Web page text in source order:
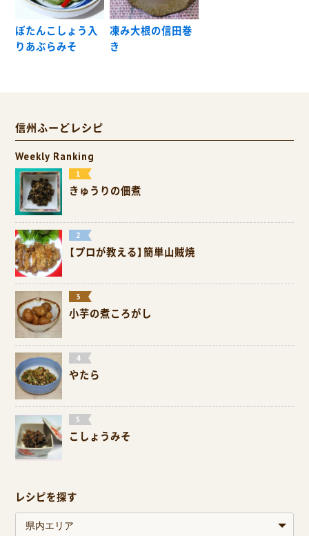
ぼたんこしょう入
りあぶらみそ
凍み大根の信田巻
き
信州ふーどレシピ
Weekly Ranking
きゅうりの佃煮
【プロが教える】簡単山賊焼
小芋の煮ころがし
やたら
こしょうみそ
レシピを探す